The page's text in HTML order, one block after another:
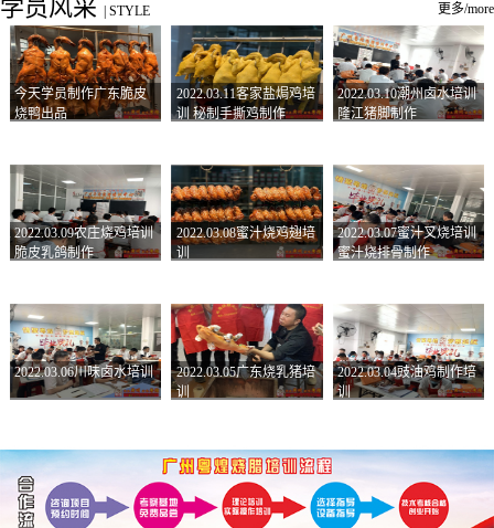
学员风采 STYLE 更多/more
今天学员制作广东脆皮
烧鸭出品
2022.03.11客家盐焗鸡培
训 秘制手撕鸡制作
2022.03.10潮州卤水培训
隆江猪脚制作
2022.03.09农庄烧鸡培训
脆皮乳鸽制作
2022.03.08蜜汁烧鸡翅培
训
2022.03.07蜜汁叉烧培训
蜜汁烧排骨制作
2022.03.06川味卤水培训
2022.03.05广东烧乳猪培
训
2022.03.04豉油鸡制作培
训